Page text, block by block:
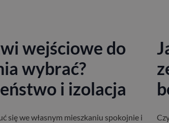
wejściowe do
wybrać?
i izolacja
się we własnym mieszkaniu spokojnie i